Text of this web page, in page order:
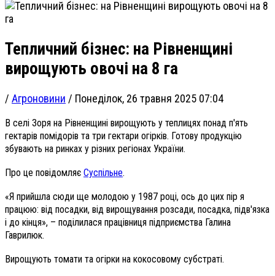
Тепличний бізнес: на Рівненщині
вирощують овочі на 8 га
/ Агроновини / Понеділок, 26 травня 2025 07:04
В селі Зоря на Рівненщині вирощують у теплицях понад п'ять
гектарів помідорів та три гектари огірків. Готову продукцію
збувають на ринках у різних регіонах України.
Про це повідомляє Суспільне.
«Я прийшла сюди ще молодою у 1987 році, ось до цих пір я
працюю: від посадки, від вирощування розсади, посадка, підв'язка
і до кінця», – поділилася працівниця підприємства Галина
Гаврилюк.
Вирощують томати та огірки на кокосовому субстраті.